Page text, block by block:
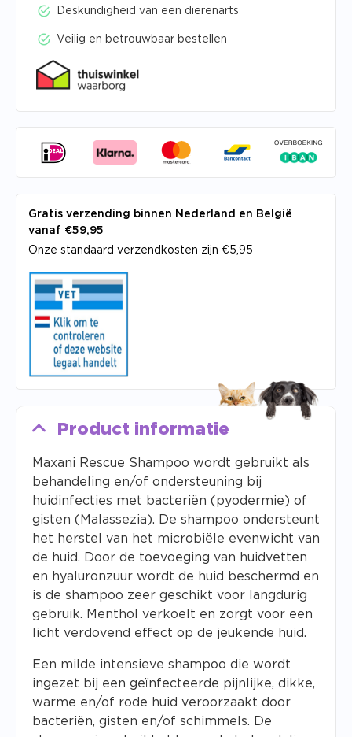
Deskundigheid van een dierenarts
Veilig en betrouwbaar bestellen
Gratis verzending binnen Nederland en België
vanaf €59,95
Onze standaard verzendkosten zijn €5,95
Product informatie
Maxani Rescue Shampoo wordt gebruikt als
behandeling en/of ondersteuning bij
huidinfecties met bacteriën (pyodermie) of
gisten ( Malassezia). De shampoo ondersteunt
het herstel van het microbiële evenwicht van
de huid. Door de toevoeging van huidvetten
en hyaluronzuur wordt de huid beschermd en
is de shampoo zeer geschikt voor langdurig
gebruik. Menthol verkoelt en zorgt voor een
licht verdovend effect op de jeukende huid.
Een milde intensieve shampoo die wordt
ingezet bij een geïnfecteerde pijnlijke, dikke,
warme en/of rode huid veroorzaakt door
bacteriën, gisten en/of schimmels. De